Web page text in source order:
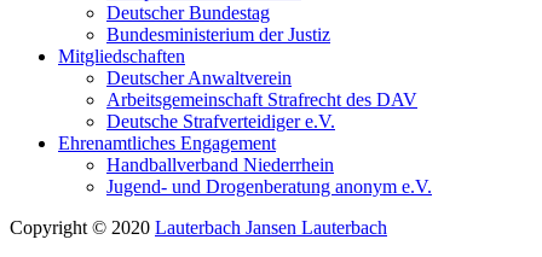
Deutscher Bundestag
Bundesministerium der Justiz
Mitgliedschaften
Deutscher Anwaltverein
Arbeitsgemeinschaft Strafrecht des DAV
Deutsche Strafverteidiger e.V.
Ehrenamtliches Engagement
Handballverband Niederrhein
Jugend- und Drogenberatung anonym e.V.
Copyright © 2020 Lauterbach Jansen Lauterbach